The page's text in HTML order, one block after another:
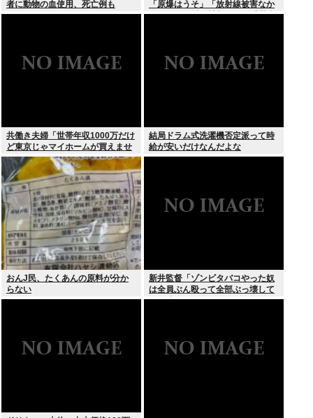
者に動物の血使用、死亡例も
「原爆はうそ」「放射線被害なか
った」SNS拡散情報めぐり「荒唐
共働き夫婦「世帯年収1000万だけ
ど東京じゃマイホームが買えませ
ん 」
結局ドラム式洗濯機否定派って時
給が安いだけなんだよな
おんJ民、たくあんの原料が分か
らない
新井監督「ゾンビタバコやった奴
は全員ぶん殴って全部ぶっ壊して
から辞めたい」